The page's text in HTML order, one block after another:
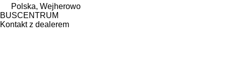
Polska, Wejherowo
BUSCENTRUM
Kontakt z dealerem